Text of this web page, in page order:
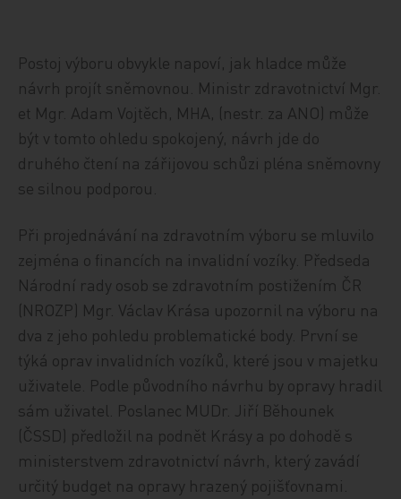
Postoj výboru obvykle napoví, jak hladce může
návrh projít sněmovnou. Ministr zdravotnictví Mgr.
et Mgr. Adam Vojtěch, MHA, (nestr. za ANO) může
být v tomto ohledu spokojený, návrh jde do
druhého čtení na zářijovou schůzi pléna sněmovny
se silnou podporou.
Při projednávání na zdravotním výboru se mluvilo
zejména o financích na invalidní vozíky. Předseda
Národní rady osob se zdravotním postižením ČR
(NROZP) Mgr. Václav Krása upozornil na výboru na
dva z jeho pohledu problematické body. První se
týká oprav invalidních vozíků, které jsou v majetku
uživatele. Podle původního návrhu by opravy hradil
sám uživatel. Poslanec MUDr. Jiří Běhounek
(ČSSD) předložil na podnět Krásy a po dohodě s
ministerstvem zdravotnictví návrh, který zavádí
určitý budget na opravy hrazený pojišťovnami.